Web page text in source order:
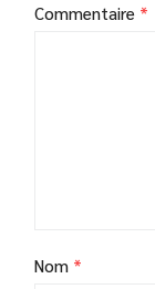
Commentaire *
Nom *